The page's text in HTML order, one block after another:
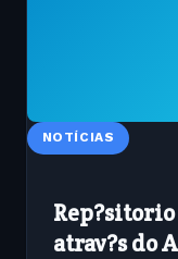
NOTÍCIAS
atrav?s do